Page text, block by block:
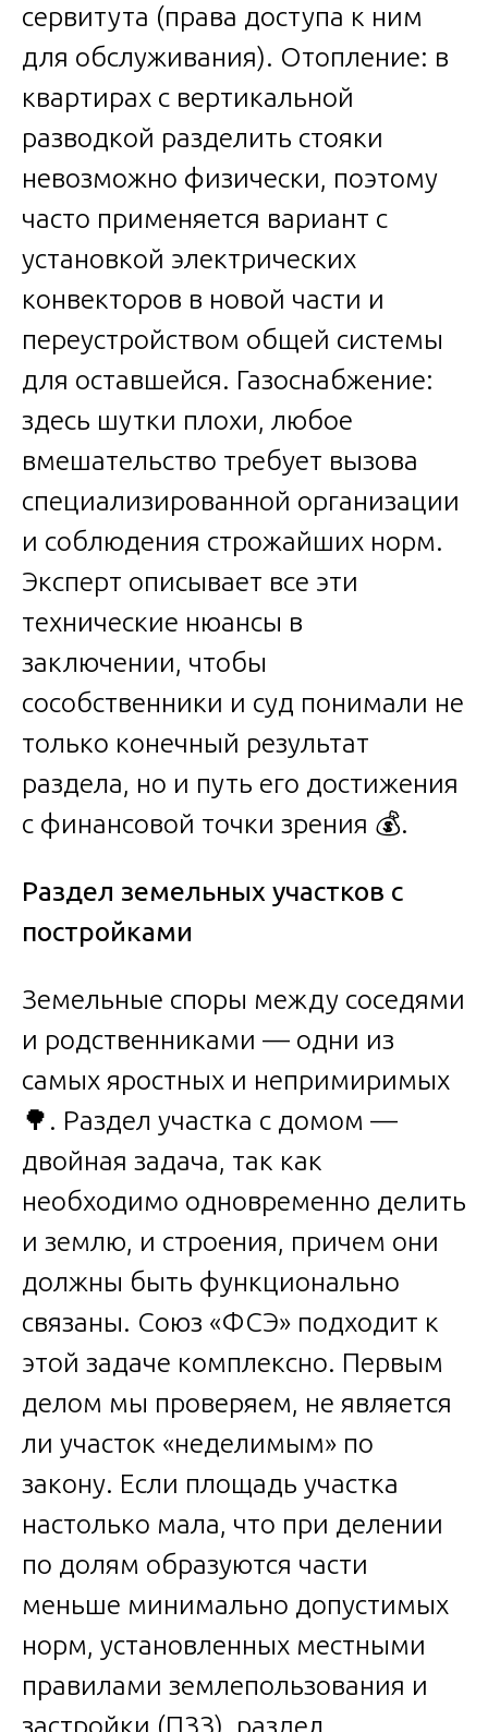
сервитута (права доступа к ним
для обслуживания). Отопление: в
квартирах с вертикальной
разводкой разделить стояки
невозможно физически, поэтому
часто применяется вариант с
установкой электрических
конвекторов в новой части и
переустройством общей системы
для оставшейся. Газоснабжение:
здесь шутки плохи, любое
вмешательство требует вызова
специализированной организации
и соблюдения строжайших норм.
Эксперт описывает все эти
технические нюансы в
заключении, чтобы
сособственники и суд понимали не
только конечный результат
раздела, но и путь его достижения
с финансовой точки зрения 💰.
Раздел земельных участков с
постройками
Земельные споры между соседями
и родственниками — одни из
самых яростных и непримиримых
🌳. Раздел участка с домом —
двойная задача, так как
необходимо одновременно делить
и землю, и строения, причем они
должны быть функционально
связаны. Союз «ФСЭ» подходит к
этой задаче комплексно. Первым
делом мы проверяем, не является
ли участок «неделимым» по
закону. Если площадь участка
настолько мала, что при делении
по долям образуются части
меньше минимально допустимых
норм, установленных местными
правилами землепользования и
застройки (ПЗЗ), раздел